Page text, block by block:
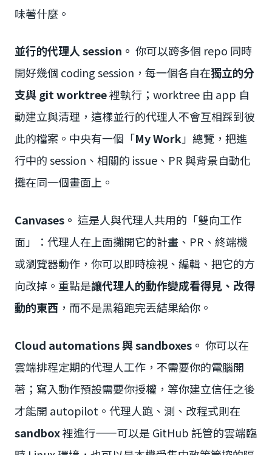
味著什麼。
並行的代理人 session。 你可以跨多個 repo 同時
開好幾個 coding session，每一個各自在獨立的分
支與 git worktree裡執行；worktree 由 app 自
動建立與清理，這樣並行的代理人不會互相踩到彼
此的檔案。中央有一個「My Work」總覽，把進
行中的 session、相關的 issue、PR 與背景自動化
攤在同一個畫面上。
Canvases。 這是人與代理人共用的「雙向工作
面」：代理人在上面攤開它的計畫、PR、終端機
或瀏覽器動作，你可以即時檢視、編輯、把它的方
向改掉。重點是讓代理人的動作變成看得見、改得
動的東西 ，而不是黑箱跑完丟結果給你。
Cloud automations 與 sandboxes。 你可以在
雲端排程定期的代理人工作，不需要你的電腦開
著；寫入動作預設需要你授權，等你建立信任之後
才能開 autopilot。代理人跑、測、改程式則在
sandbox裡進行——可以是 GitHub 託管的雲端臨